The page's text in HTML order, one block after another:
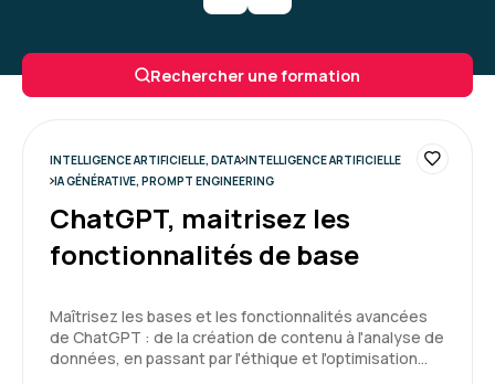
Une formation très intéressantes qui a permis
de découvrir de nouveaux outils et la
Formation : IA générative, travaillez 3 fois plus vite
Enchantée par cette 1ère expérience, formation
très intéressante, bon équilibre entre la théorie
Rechercher une formation
INTELLIGENCE ARTIFICIELLE, DATA INTELLIGENCE ARTIFICIELLE
IA GÉNÉRATIVE, PROMPT ENGINEERING
ChatGPT, maitrisez les
fonctionnalités de base
Maîtrisez les bases et les fonctionnalités avancées
de ChatGPT : de la création de contenu à l'analyse de
données, en passant par l'éthique et l'optimisation…